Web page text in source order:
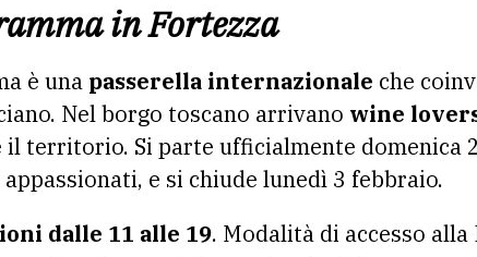
in Fortezza
è una passerella internazionale che
Nel borgo toscano arrivano wine
il territorio. Si parte ufficialmente domenica
appassionati, e si chiude lunedì 3 febbraio.
dalle 11 alle 19. Modalità di accesso